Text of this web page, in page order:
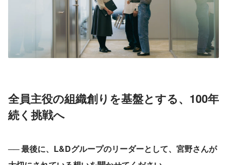
全員主役の組織創りを基盤とする、100年
続く挑戦へ
── 最後に、L&Dグループのリーダーとして、宮野さんが